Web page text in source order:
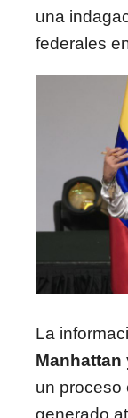
una
federales
La
un proceso
generado